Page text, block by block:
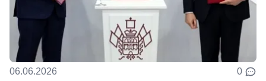
06.06.2026 0